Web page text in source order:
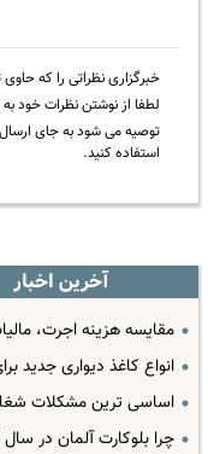
خبرگزاری نظراتی را که
لطفا از نوشتن نظرات خود
توصیه می شود به جای
استفاده کنید.
آخرین اخبار
مقایسه هزینه اجرت،
انواع کاغذ دیواری جدید
اساسی ترین مشکلات
چرا بلوکارت آلمان در سال 2024 بهترین انتخاب است؟